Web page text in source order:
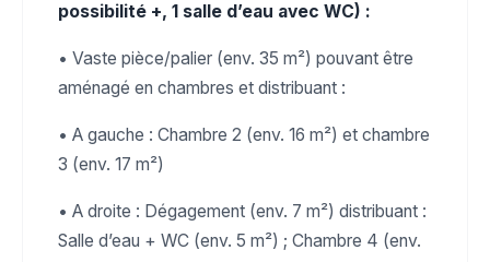
possibilité +, 1 salle d’eau avec WC) :
• Vaste pièce/palier (env. 35 m²) pouvant être
aménagé en chambres et distribuant :
• A gauche : Chambre 2 (env. 16 m²) et chambre
3 (env. 17 m²)
• A droite : Dégagement (env. 7 m²) distribuant :
Salle d’eau + WC (env. 5 m²) ; Chambre 4 (env.